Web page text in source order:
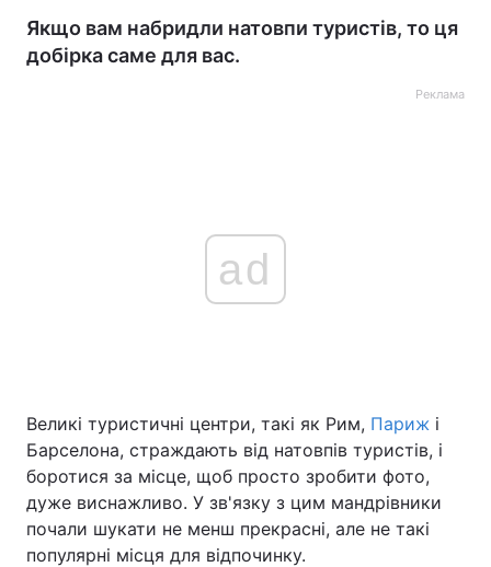
Якщо вам набридли натовпи туристів, то ця
добірка саме для вас.
Реклама
ad
Великі туристичні центри, такі як Рим, Париж і
Барселона, страждають від натовпів туристів, і
боротися за місце, щоб просто зробити фото,
дуже виснажливо. У зв'язку з цим мандрівники
почали шукати не менш прекрасні, але не такі
популярні місця для відпочинку.